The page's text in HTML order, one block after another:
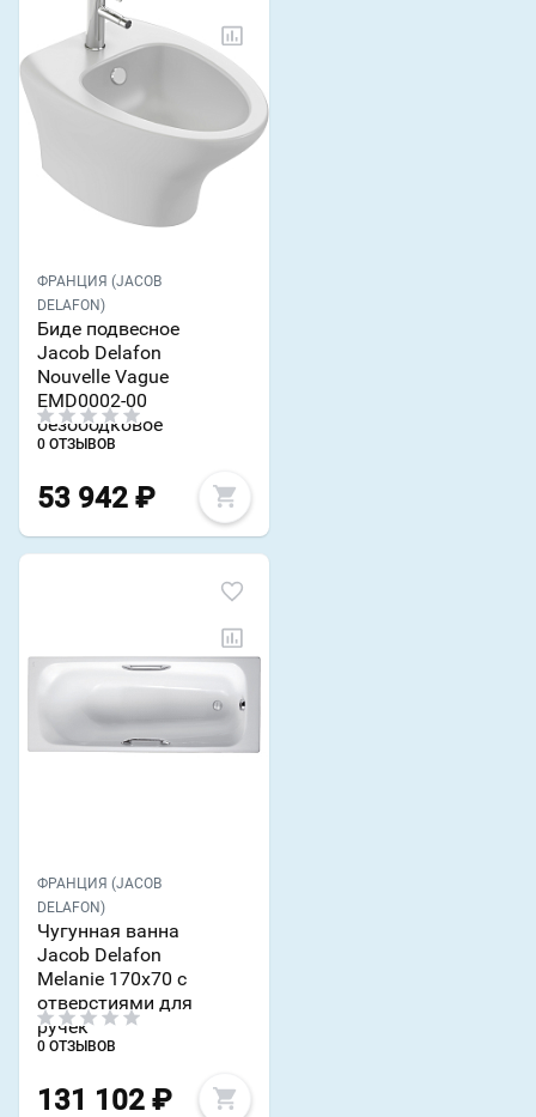
ФРАНЦИЯ (JACOB
DELAFON)
Биде подвесное
Jacob Delafon
Nouvelle Vague
EMD0002-00
безободковое
0 ОТЗЫВОВ
53 942 ₽
ФРАНЦИЯ (JACOB
DELAFON)
Чугунная ванна
Jacob Delafon
Melanie 170х70 с
отверстиями для
ручек
0 ОТЗЫВОВ
131 102 ₽